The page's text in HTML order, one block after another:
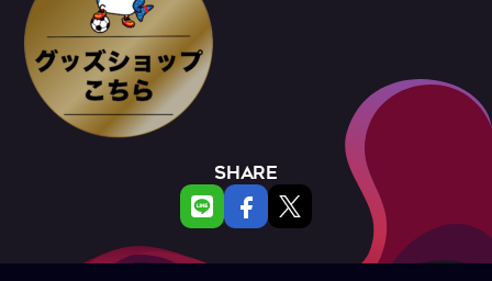
SHARE